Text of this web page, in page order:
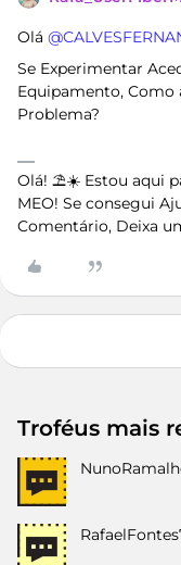
Olá ​
Se Experimentar
Equipamento, Como
Problema?
Olá! ⛱️☀️ Estou aqui
MEO! Se consegui
Comentário, Deixa
Troféus mais